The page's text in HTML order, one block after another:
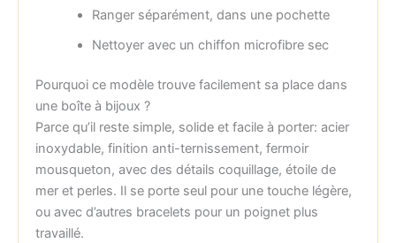
Ranger séparément, dans une pochette
Nettoyer avec un chiffon microfibre sec
Pourquoi ce modèle trouve facilement sa place dans
une boîte à bijoux ?
Parce qu’il reste simple, solide et facile à porter: acier
inoxydable, finition anti-ternissement, fermoir
mousqueton, avec des détails coquillage, étoile de
mer et perles. Il se porte seul pour une touche légère,
ou avec d’autres bracelets pour un poignet plus
travaillé.